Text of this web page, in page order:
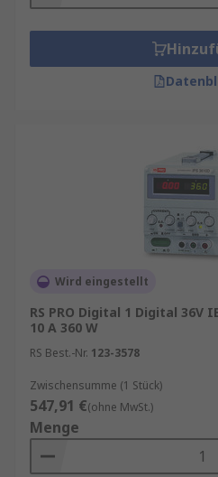
Wird eingestellt
RS PRO Digital 1 Digital 36V
10 A 360 W
RS Best.-Nr. 123-3578
Zwischensumme (1 Stück)
547,91 €(ohne MwSt.)
Menge